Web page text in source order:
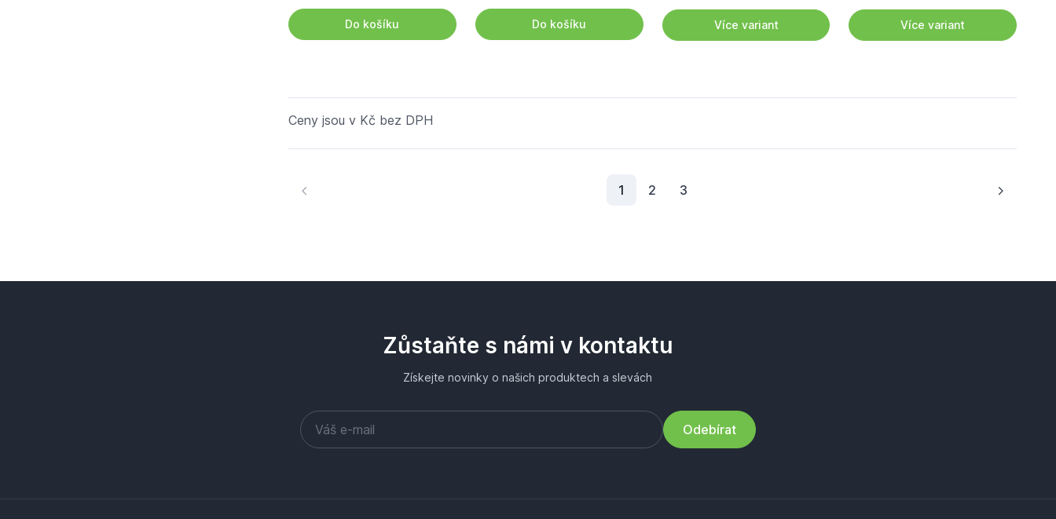
Do košíku Do košíku Více variant Více variant
Ceny jsou v Kč bez DPH
1 Aktuální stránka
2 3
Zůstaňte s námi v kontaktu
Získejte novinky o našich produktech a slevách
Odebírat